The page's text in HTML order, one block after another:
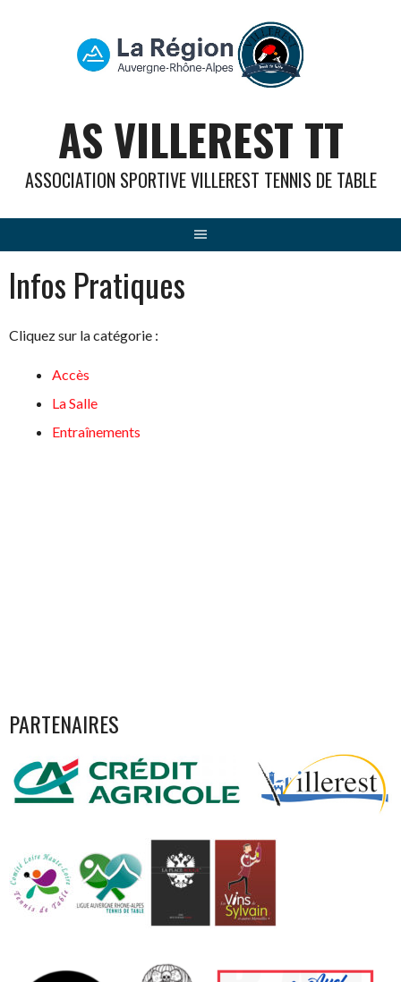
AS VILLEREST TT
ASSOCIATION SPORTIVE VILLEREST TENNIS DE TABLE
Infos Pratiques
Cliquez sur la catégorie :
Accès
La Salle
Entraînements
PARTENAIRES